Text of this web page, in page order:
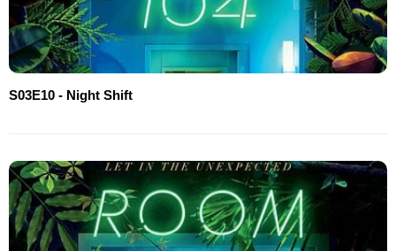
S03E10 - Night Shift